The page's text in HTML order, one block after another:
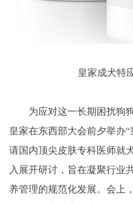
皇家成犬特
为应对这一长期困扰狗
皇家在东西部大会前夕举办
请国内顶尖皮肤专科医师就
入展开研讨，旨在凝聚行业
养管理的规范化发展。会上